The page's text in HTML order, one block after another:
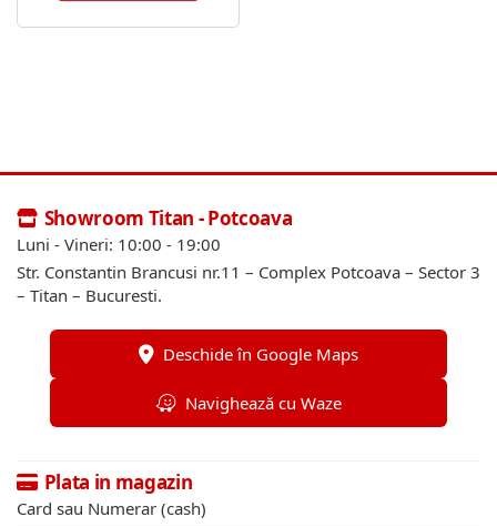
Showroom Titan - Potcoava
Luni - Vineri: 10:00 - 19:00
Str. Constantin Brancusi nr.11 – Complex Potcoava – Sector 3
– Titan – Bucuresti.
Deschide în Google Maps
Navighează cu Waze
Plata in magazin
Card sau Numerar (cash)